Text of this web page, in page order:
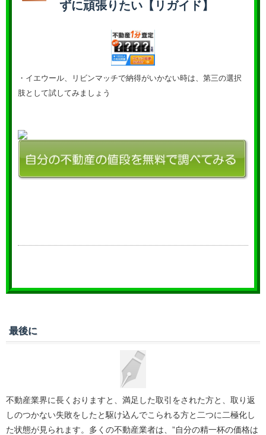
ずに頑張りたい【リガイド】
・イエウール、リビンマッチで納得がいかない時は、第三の選択
肢として試してみましょう
最後に
不動産業界に長くおりますと、満足した取引をされた方と、取り返
しのつかない失敗をしたと駆け込んでこられる方と二つに二極化し
た状態が見られます。多くの不動産業者は、”自分の精一杯の価格は